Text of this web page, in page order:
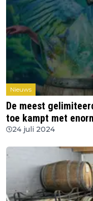
Nieuws
De meest
toe kampt met
24 juli 2024